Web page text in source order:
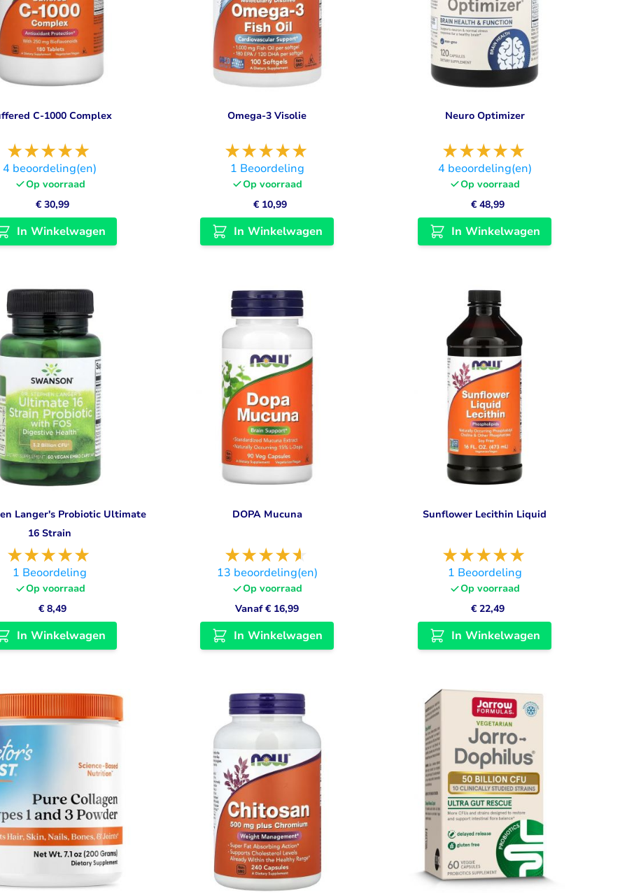
C-1000 Complex
4 beoordeling(en)
Op voorraad
€ 30,99
In Winkelwagen
Omega-3 Visolie
1 Beoordeling
Op voorraad
€ 10,99
In Winkelwagen
Neuro Optimizer
4 beoordeling(en)
Op voorraad
€ 48,99
In Winkelwagen
Langer's Probiotic Ultimate
16 Strain
1 Beoordeling
Op voorraad
€ 8,49
In Winkelwagen
DOPA Mucuna
13 beoordeling(en)
Op voorraad
Vanaf€ 16,99
In Winkelwagen
Sunflower Lecithin Liquid
1 Beoordeling
Op voorraad
€ 22,49
In Winkelwagen